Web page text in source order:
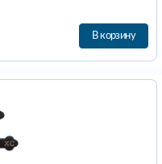
В корзину